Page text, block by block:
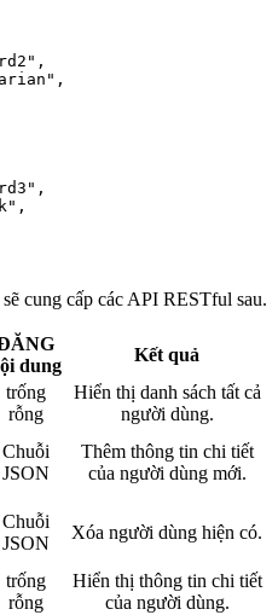
cung cấp các API RESTful sau.
dung
Kết quả
trống
rỗng
Hiển thị danh sách tất cả
người dùng.
Chuỗi
JSON
Thêm thông tin chi tiết
của người dùng mới.
Chuỗi
JSON
Xóa người dùng hiện có.
trống
rỗng
Hiển thị thông tin chi tiết
của người dùng.